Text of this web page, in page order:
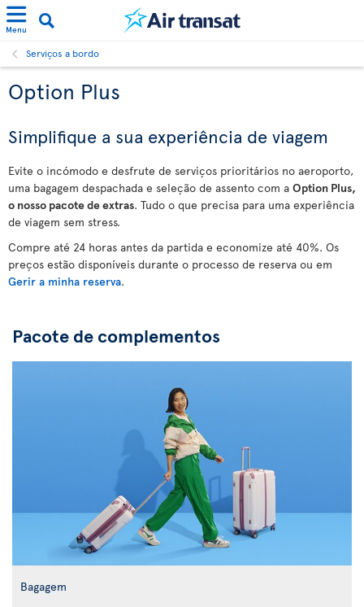
Menu
Serviços a bordo
Option Plus
Simplifique a sua experiência de viagem
Evite o incómodo e desfrute de serviços prioritários no aeroporto,
uma bagagem despachada e seleção de assento com a Option Plus,
o nosso pacote de extras. Tudo o que precisa para uma experiência
de viagem sem stress.
Compre até 24 horas antes da partida e economize até 40%. Os
preços estão disponíveis durante o processo de reserva ou em
Gerir a minha reserva.
Pacote de complementos
Bagagem